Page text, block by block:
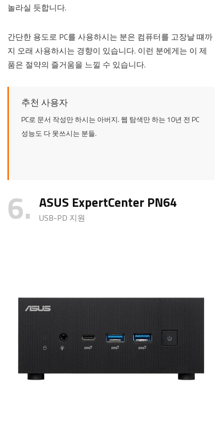
놀라실 듯합니다.
간단한 용도로 PC를 사용하시는 분은 컴퓨터를 고장날 떄까
지 오래 사용하시는 경향이 있습니다. 이런 분에게는 이 제
품은 절약의 즐거움을 느낄 수 있습니다.
추천 사용자
PC로 문서 작성만 하시는 아버지. 웹 탐색만 하는 10년 전 PC
성능도 다 못쓰시는 분들.
6 ASUS ExpertCenter PN64
USB-PD 지원